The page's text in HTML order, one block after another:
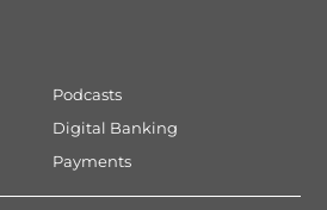
Podcasts
Digital Banking
Payments